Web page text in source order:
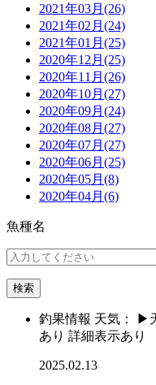
2021年03月(26)
2021年02月(24)
2021年01月(25)
2020年12月(25)
2020年11月(26)
2020年10月(27)
2020年09月(24)
2020年08月(27)
2020年07月(27)
2020年06月(25)
2020年05月(8)
2020年04月(6)
魚種名
検索
釣果情報 天気： ▶︎
あり 詳細表示あり
2025.02.13